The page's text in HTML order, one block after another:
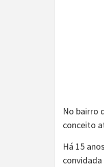
No bairro
conceito
Há 15